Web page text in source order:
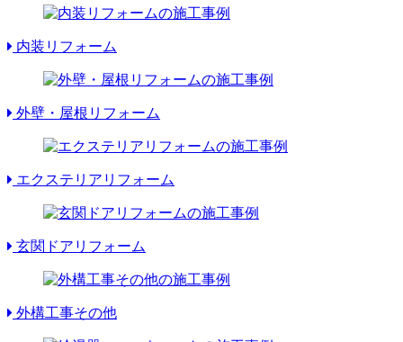
内装リフォーム
外壁・屋根リフォーム
エクステリアリフォーム
玄関ドアリフォーム
外構工事その他